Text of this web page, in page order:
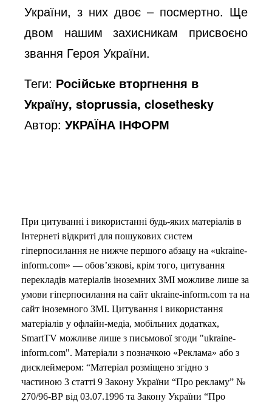
України, з них двоє – посмертно. Ще
двом нашим захисникам присвоєно
звання Героя України.
Теги: Російське вторгнення в
Україну, stoprussia, closethesky
Автор:УКРАЇНА ІНФОРМ
При цитуванні і використанні будь-яких матеріалів в
Інтернеті відкриті для пошукових систем
гіперпосилання не нижче першого абзацу на «ukraine-
inform.com» — обов’язкові, крім того, цитування
перекладів матеріалів іноземних ЗМІ можливе лише за
умови гіперпосилання на сайт ukraine-inform.com та на
сайт іноземного ЗМІ. Цитування і використання
матеріалів у офлайн-медіа, мобільних додатках,
SmartTV можливе лише з письмової згоди "ukraine-
inform.com". Матеріали з позначкою «Реклама» або з
дисклеймером: “Матеріал розміщено згідно з
частиною 3 статті 9 Закону України “Про рекламу” №
270/96-ВР від 03.07.1996 та Закону України “Про